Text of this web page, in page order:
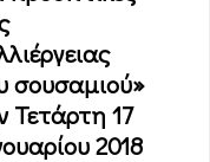
σουσαμιού»
Τετάρτη 17
2018